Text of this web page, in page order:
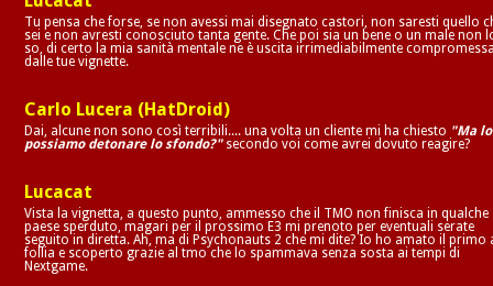
Tu pensa che forse, se non avessi mai disegnato castori, non saresti quello
sei e non avresti conosciuto tanta gente. Che poi sia un bene o un male non
so, di certo la mia sanità mentale ne è uscita irrimediabilmente
dalle tue vignette.
Carlo Lucera (HatDroid)
Dai, alcune non sono così terribili.... una volta un cliente mi ha chiesto "Ma lo
possiamo detonare lo sfondo?"secondo voi come avrei dovuto reagire?
Lucacat
Vista la vignetta, a questo punto, ammesso che il TMO non finisca in qualche
paese sperduto, magari per il prossimo E3 mi prenoto per eventuali serate
seguito in diretta. Ah, ma di Psychonauts 2 che mi dite? Io ho amato il primo
follia e scoperto grazie al tmo che lo spammava senza sosta ai tempi di
Nextgame.